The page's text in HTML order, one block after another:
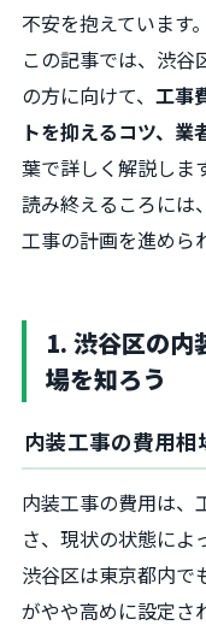
不安を抱えています。
この記事では、渋谷
の方に向けて、 工事
トを抑えるコツ、業
葉で詳しく解説しま
読み終えるころには
工事の計画を進めら
1. 渋谷区の内
場を知ろう
内装工事の費用相
内装工事の費用は、
さ、現状の状態によ
渋谷区は東京都内で
がやや高めに設定さ